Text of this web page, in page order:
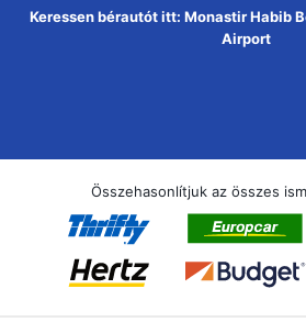
Keressen bérautót itt: Monastir Habib
Airport
Összehasonlítjuk az összes